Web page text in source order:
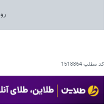
کد مطلب1518864